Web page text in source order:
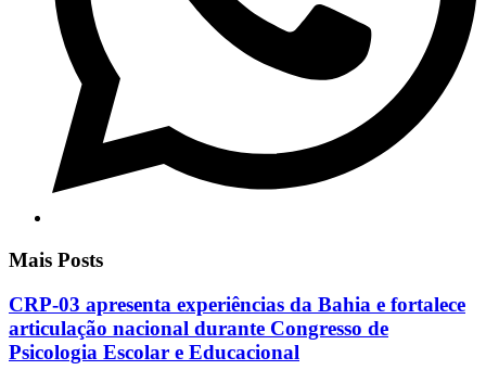
Mais Posts
CRP-03 apresenta experiências da Bahia e fortalece
articulação nacional durante Congresso de
Psicologia Escolar e Educacional